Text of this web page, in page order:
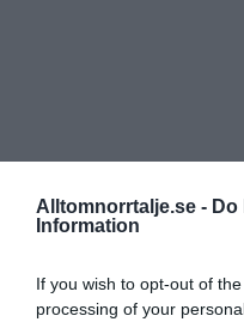
Alltomnorrtalje.se -
Information
If you wish to opt-out of
processing of your